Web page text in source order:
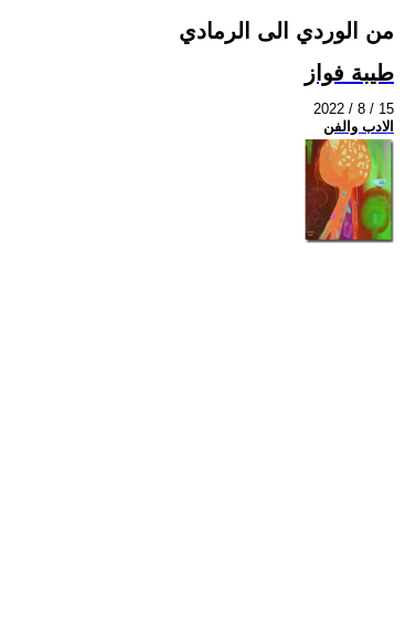
من الوردي الى الرمادي
طيبة فواز
2022 / 8 / 15
الادب والفن